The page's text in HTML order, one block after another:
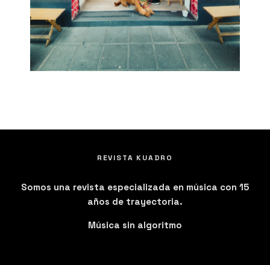
REVISTA KUADRO
Somos una revista especializada en música con 15
años de trayectoria.
Música sin algoritmo